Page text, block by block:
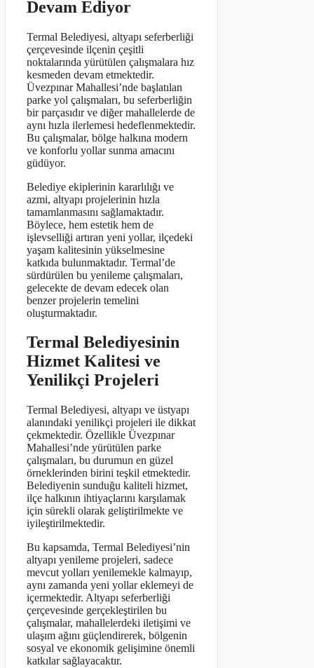
Devam Ediyor
Termal Belediyesi, altyapı seferberliği
çerçevesinde ilçenin çeşitli
noktalarında yürütülen çalışmalara hız
kesmeden devam etmektedir.
Üvezpınar Mahallesi’nde başlatılan
parke yol çalışmaları, bu seferberliğin
bir parçasıdır ve diğer mahallelerde de
aynı hızla ilerlemesi hedeflenmektedir.
Bu çalışmalar, bölge halkına modern
ve konforlu yollar sunma amacını
güdüyor.
Belediye ekiplerinin kararlılığı ve
azmi, altyapı projelerinin hızla
tamamlanmasını sağlamaktadır.
Böylece, hem estetik hem de
işlevselliği artıran yeni yollar, ilçedeki
yaşam kalitesinin yükselmesine
katkıda bulunmaktadır. Termal’de
sürdürülen bu yenileme çalışmaları,
gelecekte de devam edecek olan
benzer projelerin temelini
oluşturmaktadır.
Termal Belediyesinin
Hizmet Kalitesi ve
Yenilikçi Projeleri
Termal Belediyesi, altyapı ve üstyapı
alanındaki yenilikçi projeleri ile dikkat
çekmektedir. Özellikle Üvezpınar
Mahallesi’nde yürütülen parke
çalışmaları, bu durumun en güzel
örneklerinden birini teşkil etmektedir.
Belediyenin sunduğu kaliteli hizmet,
ilçe halkının ihtiyaçlarını karşılamak
için sürekli olarak geliştirilmekte ve
iyileştirilmektedir.
Bu kapsamda, Termal Belediyesi’nin
altyapı yenileme projeleri, sadece
mevcut yolları yenilemekle kalmayıp,
aynı zamanda yeni yollar eklemeyi de
içermektedir. Altyapı seferberliği
çerçevesinde gerçekleştirilen bu
çalışmalar, mahallelerdeki iletişimi ve
ulaşım ağını güçlendirerek, bölgenin
sosyal ve ekonomik gelişimine önemli
katkılar sağlayacaktır.